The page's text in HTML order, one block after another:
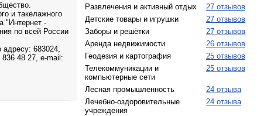
и такелажного
"Интернет -
по всей России
683024,
48 27, e-mail:
Развлечения и активный отдых
27 отзывов
Детские товары и игрушки
27 отзывов
Заборы и решётки
27 отзывов
Аренда недвижимости
26 отзывов
Геодезия и картография
25 отзывов
Телекоммуникации и
компьютерные сети
25 отзывов
Лесная промышленность
24 отзыва
Лечебно-оздоровительные
учреждения
24 отзыва